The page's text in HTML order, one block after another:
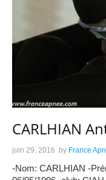
CARLHIAN
juin 29, 2016 by France
-Nom: CARLHIAN -